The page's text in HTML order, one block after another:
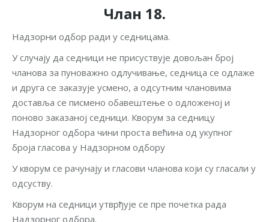
Члан 18.
Надзорни одбор ради у седницама.
У случају да седници не присуствује довољан број
чланова за пуноважно одлучивање, седница се одлаже
и друга се заказује усмено, а одсутним члановима
доставља се писмено обавештење о одложеној и
поново заказаној седници. Кворум за седницу
Надзорног одбора чини проста већина од укупног
броја гласова у Надзорном одбору
У кворум се рачунају и гласови чланова који су гласали у
одсуству.
Кворум на седници утврђује се пре почетка рада
Надзорног одбора.